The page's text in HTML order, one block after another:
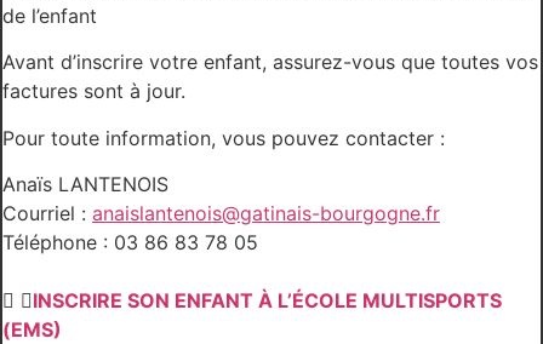
de l’enfant
Avant d’inscrire votre enfant, assurez-vous que toutes vos
factures sont à jour.
Pour toute information, vous pouvez contacter :
Anaïs LANTENOIS
Courriel : anaislantenois@gatinais-bourgogne.fr
Téléphone : 03 86 83 78 05
INSCRIRE SON ENFANT À L’ÉCOLE MULTISPORTS
(EMS)